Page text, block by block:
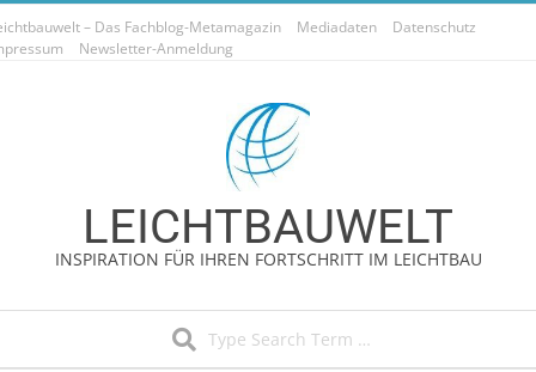
Skip
to
– Das Fachblog-Metamagazin Mediadaten
Datenschutz
Newsletter-Anmeldung
LEICHTBAUWELT
INSPIRATION FÜR IHREN FORTSCHRITT IM LEICHTBAU